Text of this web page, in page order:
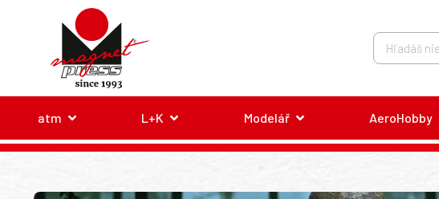
atm L+K Modelář AeroHobby